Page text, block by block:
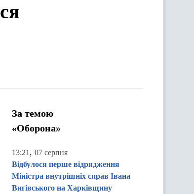
За темою
«Оборона»
13:21 , 07 серпня
Відбулося перше відрядження
Міністра внутрішніх справ Івана
Вигівського на Харківщину